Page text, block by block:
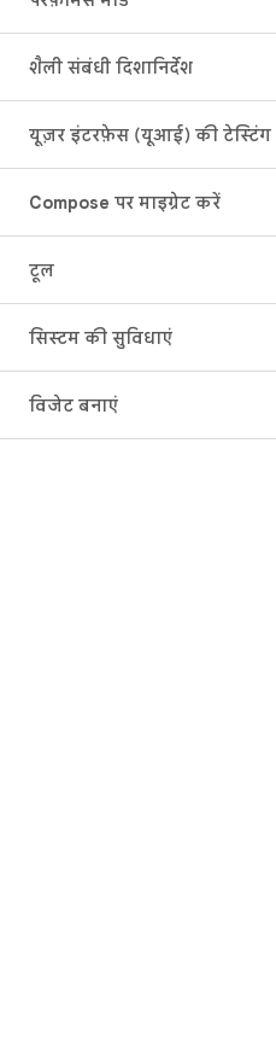
शैली संबंधी दिशानिर्देश
यूज़र इंटरफ़ेस (यूआई) की टेस्टिंग
Compose पर माइग्रेट करें
टूल
सिस्टम की सुविधाएं
विजेट बनाएं